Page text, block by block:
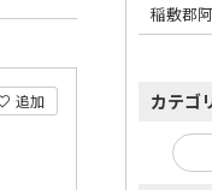
追加
稲敷郡
カテゴ